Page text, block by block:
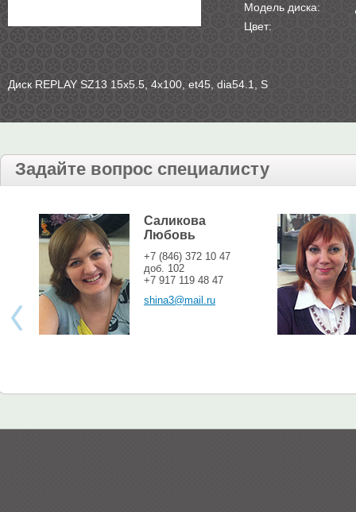
Модель диска:
Цвет:
Диск REPLAY SZ13 15х5.5, 4х100, et45, dia54.1, S
Задайте вопрос специалисту
Саликова
Любовь
+7 (846) 372 10 47
доб. 102
+7 917 119 48 47
shina3@mail.ru